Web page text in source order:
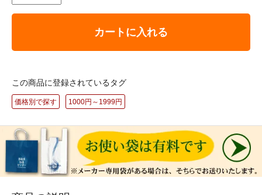
カートに入れる
この商品に登録されているタグ
価格別で探す 1000円～1999円